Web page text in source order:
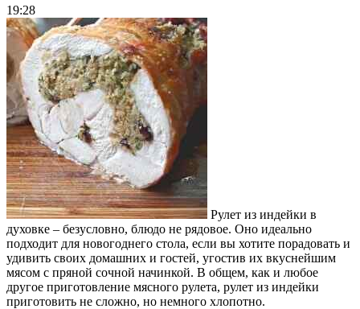
19:28
Рулет из индейки в
духовке – безусловно, блюдо не рядовое. Оно идеально
подходит для новогоднего стола, если вы хотите порадовать и
удивить своих домашних и гостей, угостив их вкуснейшим
мясом с пряной сочной начинкой. В общем, как и любое
другое приготовление мясного рулета, рулет из индейки
приготовить не сложно, но немного хлопотно.